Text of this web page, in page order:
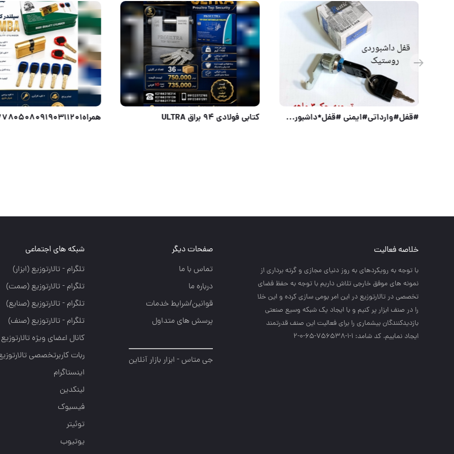
قفل پدال قفلدار لوکمس LOOK MAS کارتن ۲۴ عدد ارسال بار به تمام نقاط کشور 09351097446 09201097446 0216 کتابی فولادی 94 براق ULTRA
خلاصه فعالیت
با توجه به رويكردهاي به روز دنياي مجازي و گرته برداري از
نمونه هاي موفق خارجي تلاش داريم با توجه به حفظ فضاي
تخصصي در تالارتوزيع در اين امر بومي سازي كرده و اين خلا
را در صنف ابزار پر كنيم و با ايجاد يك شبكه وسيع صنعتي
بازديدكنندگان بيشماري را براي فعاليت اين صنف قدرتمند
ايجاد نماييم. کد شامد: 1-1-756538-65-0-2
صفحات دیگر
تماس با ما
درباره ما
قوانین/شرایط خدمات
پرسش های متداول
جی متاس - ابزار بازار آنلاین
شبکه های اجتماعی
تلگرام - تالارتوزيع (ابزار)
تلگرام - تالارتوزيع (صمت)
تلگرام - تالارتوزيع (صنايع)
تلگرام - تالارتوزیع (صنف)
کانال اعضای ویژه تالارتوزیع
ربات کاربرتخصصی
اینستاگرام
لینکدین
فیسبوک
توئیتر
یوتیوب